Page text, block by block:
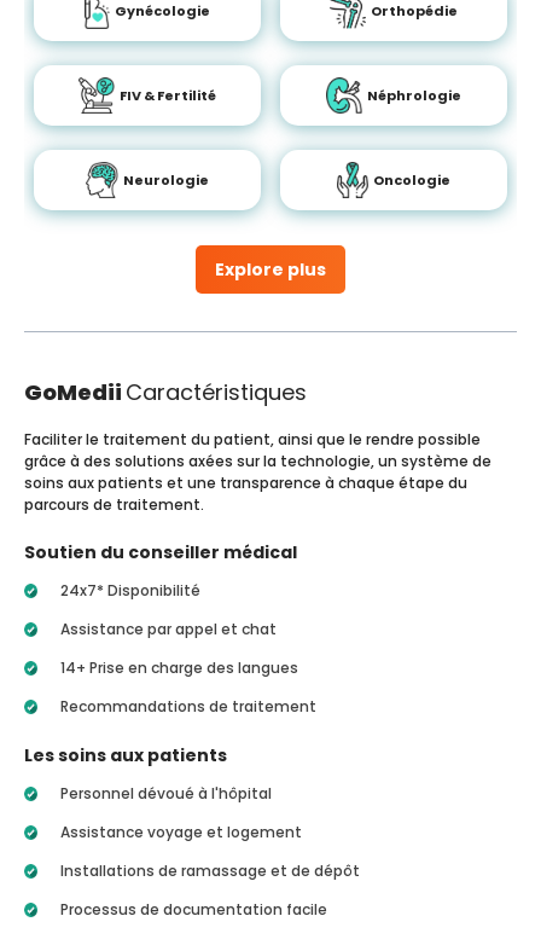
Explore plus
Gynécologie Orthopédie
FIV & Fertilité Néphrologie
Neurologie Oncologie
GoMedii Caractéristiques
Faciliter le traitement du patient, ainsi que le rendre possible
grâce à des solutions axées sur la technologie, un système de
soins aux patients et une transparence à chaque étape du
parcours de traitement.
Soutien du conseiller médical
24x7* Disponibilité
Assistance par appel et chat
14+ Prise en charge des langues
Recommandations de traitement
Les soins aux patients
Personnel dévoué à l'hôpital
Assistance voyage et logement
Installations de ramassage et de dépôt
Processus de documentation facile